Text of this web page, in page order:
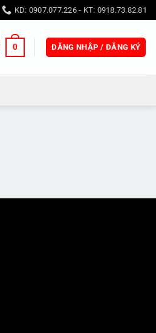
KD: 0907.077.226 - KT: 0918.73.82.81
0 ĐĂNG NHẬP / ĐĂNG KÝ